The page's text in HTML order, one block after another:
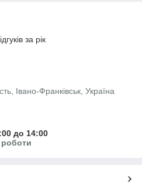
за рік
Івано-Франківськ, Україна
до 14:00
роботи